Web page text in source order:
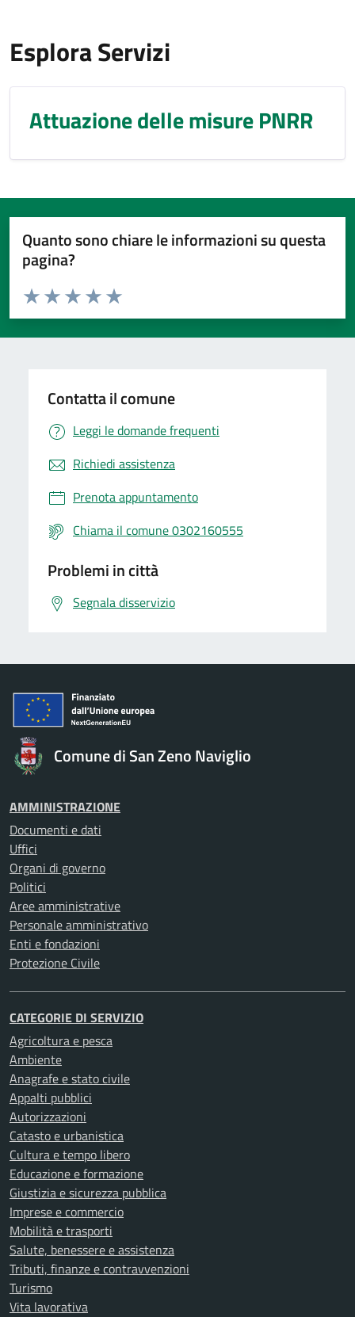
Esplora Servizi
Attuazione delle misure PNRR
Quanto sono chiare le informazioni su questa
pagina?
Valuta da 1 a 5 stelle la pagina
Valuta 5 stelle su 5
Valuta 4 stelle su 5
Valuta 3 stelle su 5
Valuta 2 stelle su 5
Valuta 1 stelle su 5
Contatta il comune
Leggi le domande frequenti
Richiedi assistenza
Prenota appuntamento
Chiama il comune 0302160555
Problemi in città
Segnala disservizio
Comune di San Zeno Naviglio
AMMINISTRAZIONE
Documenti e dati
Uffici
Organi di governo
Politici
Aree amministrative
Personale amministrativo
Enti e fondazioni
Protezione Civile
CATEGORIE DI SERVIZIO
Agricoltura e pesca
Ambiente
Anagrafe e stato civile
Appalti pubblici
Autorizzazioni
Catasto e urbanistica
Cultura e tempo libero
Educazione e formazione
Giustizia e sicurezza pubblica
Imprese e commercio
Mobilità e trasporti
Salute, benessere e assistenza
Tributi, finanze e contravvenzioni
Turismo
Vita lavorativa